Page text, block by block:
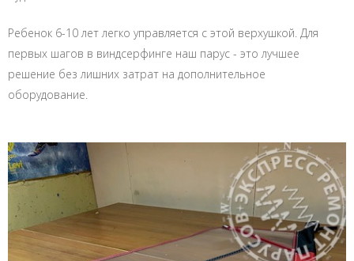
Ребенок 6-10 лет легко управляется с этой верхушкой. Для
первых шагов в виндсерфинге наш парус - это лучшее
решение без лишних затрат на дополнительное
оборудование.